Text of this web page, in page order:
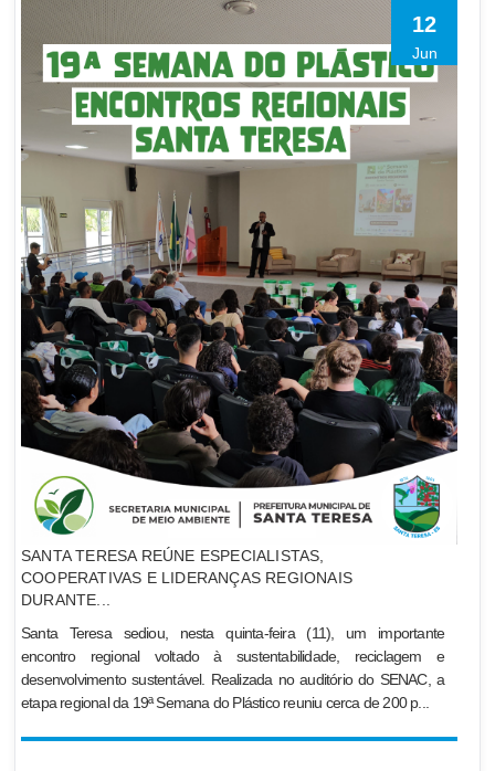
12
Jun
SANTA TERESA REÚNE ESPECIALISTAS,
COOPERATIVAS E LIDERANÇAS REGIONAIS
DURANTE...
Santa Teresa sediou, nesta quinta-feira (11), um importante
encontro regional voltado à sustentabilidade, reciclagem e
desenvolvimento sustentável. Realizada no auditório do SENAC, a
etapa regional da 19ª Semana do Plástico reuniu cerca de 200 p...